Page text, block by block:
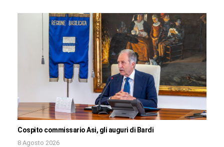
Cospito commissario Asi, gli auguri di Bardi
8 Agosto 2026